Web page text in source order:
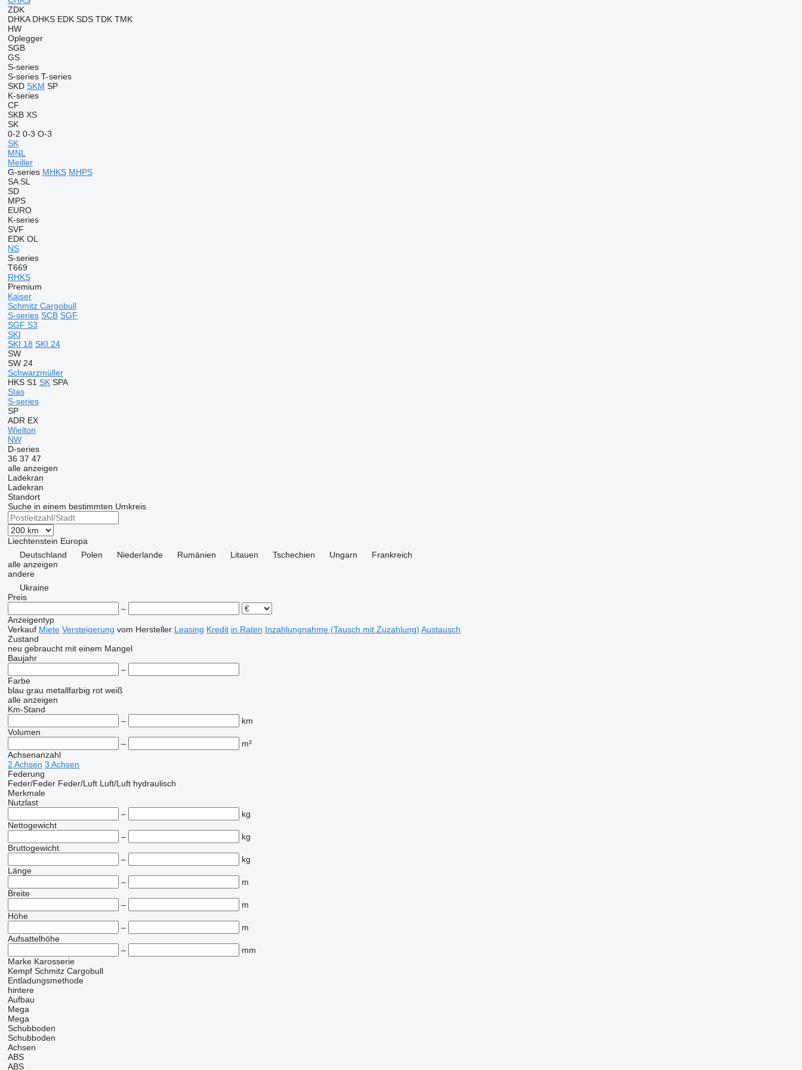
ZDK
DHKA DHKS EDK SDS TDK TMK
HW
Oplegger
SGB
GS
S-series
S-series T-series
SKD SKM SP
K-series
CF
SKB XS
SK
0-2 0-3 O-3
SK
MNL
Meiller
G-series MHKS MHPS
SA SL
SD
MPS
EURO
K-series
SVF
EDK OL
NS
S-series
T669
RHKS
Premium
Kaiser
Schmitz Cargobull
S-series SCB SGF
SGF S3
SKI
SKI 18 SKI 24
SW
SW 24
Schwarzmüller
HKS S1 SK SPA
Stas
S-series
SP
ADR EX
Wielton
NW
D-series
36 37 47
alle anzeigen
Ladekran
Ladekran
Standort
Suche in einem bestimmten Umkreis
Liechtenstein Europa
Deutschland
Polen Niederlande Rumänien Litauen Tschechien Ungarn
Frankreich
alle anzeigen
andere
Ukraine
Preis
–
Anzeigentyp
Verkauf Miete Versteigerung vom Hersteller Leasing Kredit in Raten Inzahlungnahme (Tausch mit Zuzahlung) Austausch
Zustand
neu gebraucht mit einem Mangel
Baujahr
–
Farbe
blau grau metallfarbig rot weiß
alle anzeigen
Km-Stand
–
km
Volumen
–
m³
Achsenanzahl
2 Achsen 3 Achsen
Federung
Feder/Feder Feder/Luft Luft/Luft hydraulisch
Merkmale
Nutzlast
–
kg
Nettogewicht
–
kg
Bruttogewicht
–
kg
Länge
–
m
Breite
–
m
Höhe
–
m
Aufsattelhöhe
–
mm
Marke Karosserie
Kempf Schmitz Cargobull
Entladungsmethode
hintere
Aufbau
Mega
Mega
Schubboden
Schubboden
Achsen
ABS
ABS